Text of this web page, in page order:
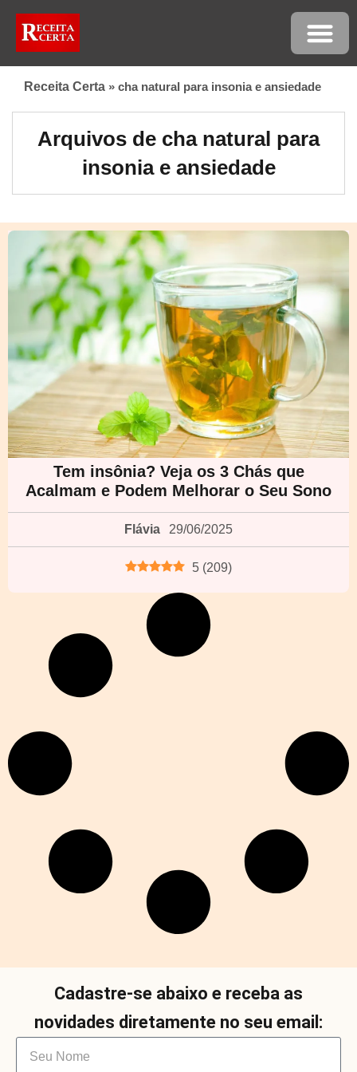
Receita Certa » cha natural para insonia e ansiedade
Arquivos de cha natural para
insonia e ansiedade
Tem insônia? Veja os 3 Chás que
Acalmam e Podem Melhorar o Seu Sono
Flávia 29/06/2025
5 (209)
Cadastre-se abaixo e receba as
novidades diretamente no seu email: